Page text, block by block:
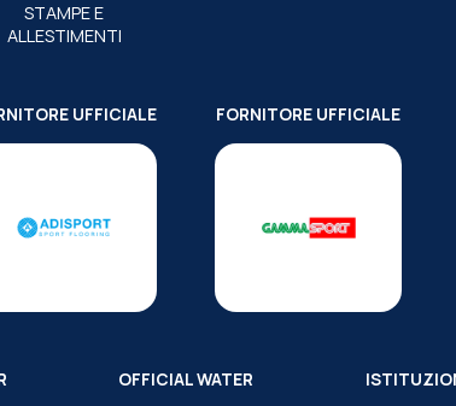
STAMPE E
ALLESTIMENTI
UFFICIALE FORNITORE UFFICIALE
OFFICIAL WATER